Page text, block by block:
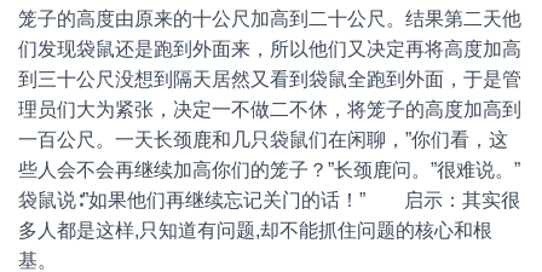
笼子的高度由原来的十公尺加高到二十公尺。结果第二天他
们发现袋鼠还是跑到外面来，所以他们又决定再将高度加高
到三十公尺没想到隔天居然又看到袋鼠全跑到外面，于是管
理员们大为紧张，决定一不做二不休，将笼子的高度加高到
一百公尺。一天长颈鹿和几只袋鼠们在闲聊，”你们看，这
些人会不会再继续加高你们的笼子？”长颈鹿问。”很难说。”
袋鼠说∶”如果他们再继续忘记关门的话！” 启示：其实很
多人都是这样,只知道有问题,却不能抓住问题的核心和根
基。